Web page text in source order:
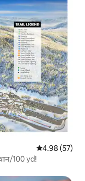
औसत रेटिंग 5 में
4.98 (57)
100 yd!